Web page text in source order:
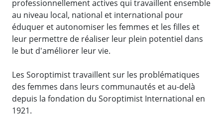
professionnellement actives qui travaillent ensemble
au niveau local, national et international pour
éduquer et autonomiser les femmes et les filles et
leur permettre de réaliser leur plein potentiel dans
le but d'améliorer leur vie.
Les Soroptimist travaillent sur les problématiques
des femmes dans leurs communautés et au-delà
depuis la fondation du Soroptimist International en
1921.